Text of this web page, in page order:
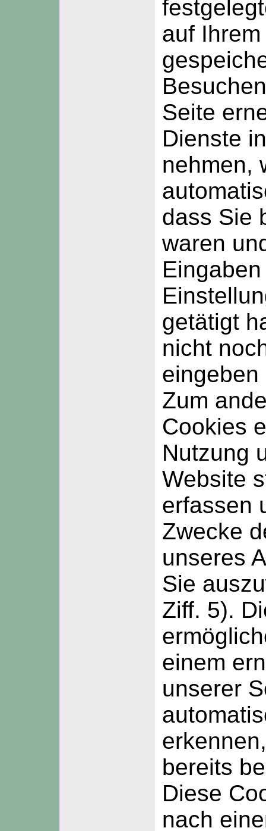
auf
Seite
Dienste
nehmen,
dass Sie
waren
getätigt
nicht
eingeben
Zum
Cookies
Nutzung
Website
erfassen
Zwecke
unseres
Sie
Ziff. 5).
einem
unserer
bereits
Diese
nach